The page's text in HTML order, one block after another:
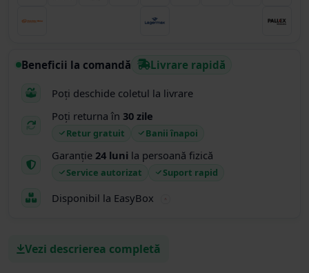
Beneficii la comandă Livrare rapidă
Poți deschide coletul la livrare
Poți returna în 30 zile
Retur gratuit Banii înapoi
Garanție 24 luni la persoană fizică
Service autorizat Suport rapid
Disponibil la EasyBox
Vezi descrierea completă